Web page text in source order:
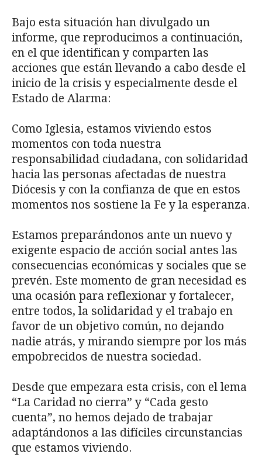
Bajo esta situación han divulgado un
informe, que reproducimos a continuación,
en el que identifican y comparten las
acciones que están llevando a cabo desde el
inicio de la crisis y especialmente desde el
Estado de Alarma:
Como Iglesia, estamos viviendo estos
momentos con toda nuestra
responsabilidad ciudadana, con solidaridad
hacia las personas afectadas de nuestra
Diócesis y con la confianza de que en estos
momentos nos sostiene la Fe y la esperanza.
Estamos preparándonos ante un nuevo y
exigente espacio de acción social antes las
consecuencias económicas y sociales que se
prevén. Este momento de gran necesidad es
una ocasión para reflexionar y fortalecer,
entre todos, la solidaridad y el trabajo en
favor de un objetivo común, no dejando
nadie atrás, y mirando siempre por los más
empobrecidos de nuestra sociedad.
Desde que empezara esta crisis, con el lema
“La Caridad no cierra” y “Cada gesto
cuenta”, no hemos dejado de trabajar
adaptándonos a las difíciles circunstancias
que estamos viviendo.